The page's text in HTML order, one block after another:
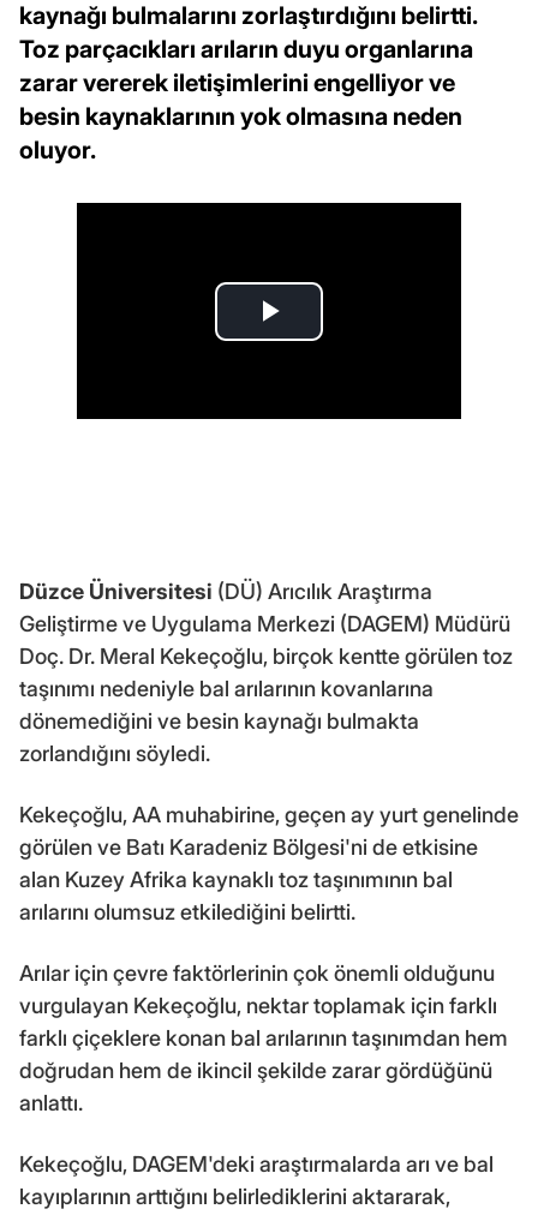
kaynağı bulmalarını zorlaştırdığını belirtti.
Toz parçacıkları arıların duyu organlarına
zarar vererek iletişimlerini engelliyor ve
besin kaynaklarının yok olmasına neden
oluyor.
Düzce Üniversitesi (DÜ) Arıcılık Araştırma
Geliştirme ve Uygulama Merkezi (DAGEM) Müdürü
Doç. Dr. Meral Kekeçoğlu, birçok kentte görülen toz
taşınımı nedeniyle bal arılarının kovanlarına
dönemediğini ve besin kaynağı bulmakta
zorlandığını söyledi.
Kekeçoğlu, AA muhabirine, geçen ay yurt genelinde
görülen ve Batı Karadeniz Bölgesi'ni de etkisine
alan Kuzey Afrika kaynaklı toz taşınımının bal
arılarını olumsuz etkilediğini belirtti.
Arılar için çevre faktörlerinin çok önemli olduğunu
vurgulayan Kekeçoğlu, nektar toplamak için farklı
farklı çiçeklere konan bal arılarının taşınımdan hem
doğrudan hem de ikincil şekilde zarar gördüğünü
anlattı.
Kekeçoğlu, DAGEM'deki araştırmalarda arı ve bal
kayıplarının arttığını belirlediklerini aktararak,